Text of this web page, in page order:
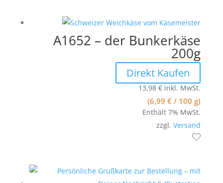
A1652 – der Bunkerkäse
200g
Direkt Kaufen
13,98€ inkl. MwSt.
(6,99€ / 100 g)
Enthält 7% MwSt.
zzgl.Versand